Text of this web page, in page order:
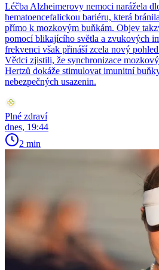
Léčba Alzheimerovy nemoci narážela
hematoencefalickou bariéru, která
přímo k mozkovým buňkám. Objev
pomocí blikajícího světla a zvukových
frekvenci však přináší zcela nový
Vědci zjistili, že synchronizace
Hertzů dokáže stimulovat imunitní
nebezpečných usazenin.
Plné zdraví
dnes, 19:44
2 min